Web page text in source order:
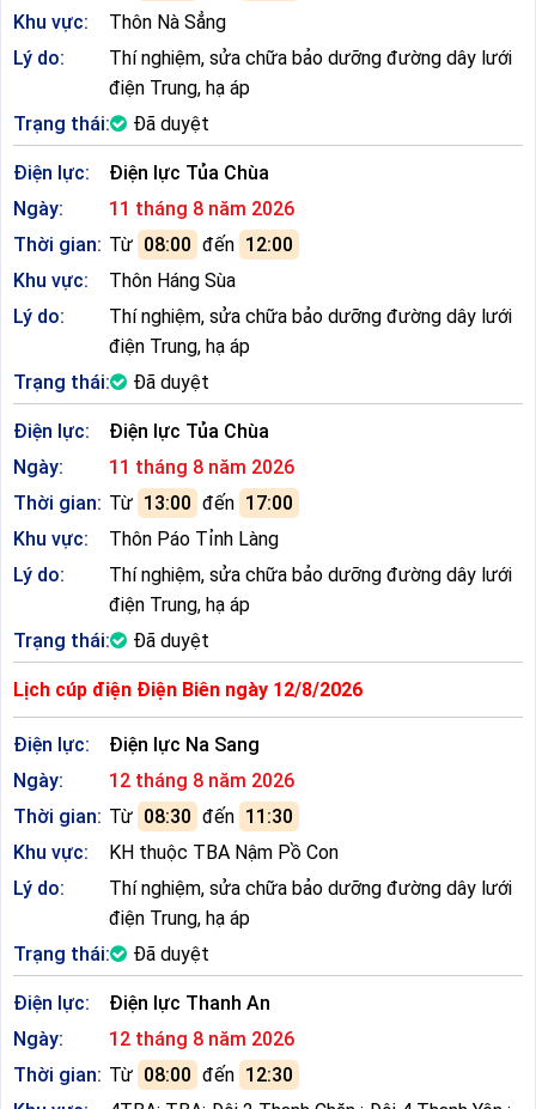
Khu vực:
Thôn Nà Sẳng
Lý do:
Thí nghiệm, sửa chữa bảo dưỡng đường dây lưới
điện Trung, hạ áp
Trạng thái:
Đã duyệt
Điện lực:
Điện lực Tủa Chùa
Ngày:
11 tháng 8 năm 2026
Thời gian: Từ 08:00 đến 12:00
Khu vực:
Thôn Háng Sùa
Lý do:
Thí nghiệm, sửa chữa bảo dưỡng đường dây lưới
điện Trung, hạ áp
Trạng thái:
Đã duyệt
Điện lực:
Điện lực Tủa Chùa
Ngày:
11 tháng 8 năm 2026
Thời gian: Từ 13:00 đến 17:00
Khu vực:
Thôn Páo Tỉnh Làng
Lý do:
Thí nghiệm, sửa chữa bảo dưỡng đường dây lưới
điện Trung, hạ áp
Trạng thái:
Đã duyệt
Lịch cúp điện Điện Biên ngày 12/8/2026
Điện lực:
Điện lực Na Sang
Ngày:
12 tháng 8 năm 2026
Thời gian: Từ 08:30 đến 11:30
Khu vực:
KH thuộc TBA Nậm Pồ Con
Lý do:
Thí nghiệm, sửa chữa bảo dưỡng đường dây lưới
điện Trung, hạ áp
Trạng thái:
Đã duyệt
Điện lực:
Điện lực Thanh An
Ngày:
12 tháng 8 năm 2026
Thời gian: Từ 08:00 đến 12:30